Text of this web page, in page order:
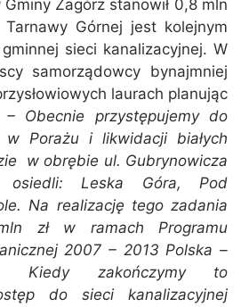
Gminy Zagórz stanowił 0,8 mln
Górnej jest kolejnym
sieci kanalizacyjnej. W
samorządowcy bynajmniej
laurach planując
– Obecnie przystępujemy do
Porażu i likwidacji białych
w obrębie ul. Gubrynowicza
Leska Góra, Pod
Na realizację tego zadania
zł w ramach Programu
2007 – 2013 Polska –
Kiedy zakończymy to
do sieci kanalizacyjnej